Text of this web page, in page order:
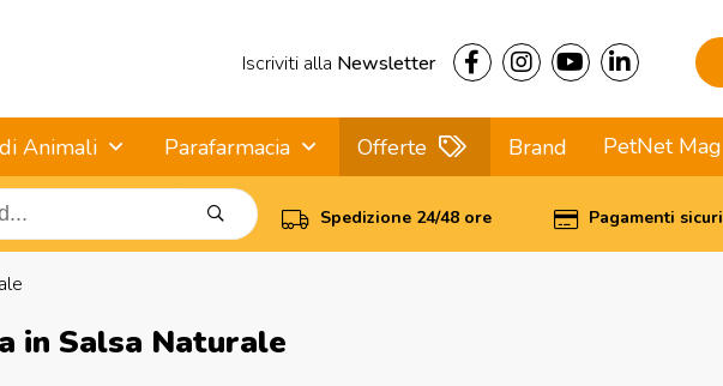
Iscriviti alla Newsletter
Animali Parafarmacia Offerte Brand PetNet Mag
Spedizione 24/48 ore Pagamenti sicuri
in Salsa Naturale